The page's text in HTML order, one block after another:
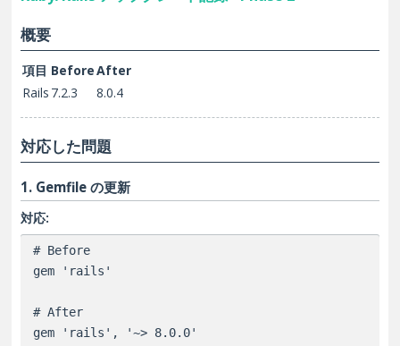
概要
項目 BeforeAfter
Rails 7.2.3 8.0.4
対応した問題
1. Gemfile の更新
対応:
# Before
gem 'rails'
# After